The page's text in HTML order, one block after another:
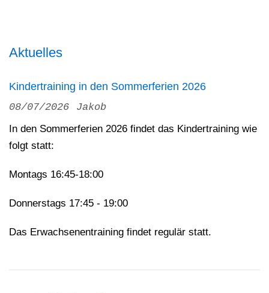
Aktuelles
Kindertraining in den Sommerferien 2026
08/07/2026
Jakob
In den Sommerferien 2026 findet das Kindertraining wie
folgt statt:
Montags 16:45-18:00
Donnerstags 17:45 - 19:00
Das Erwachsenentraining findet regulär statt.